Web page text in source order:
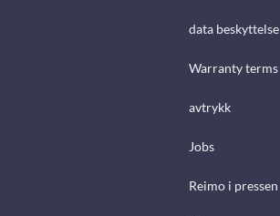
data beskyttelse
Warranty terms
avtrykk
Jobs
Reimo i pressen